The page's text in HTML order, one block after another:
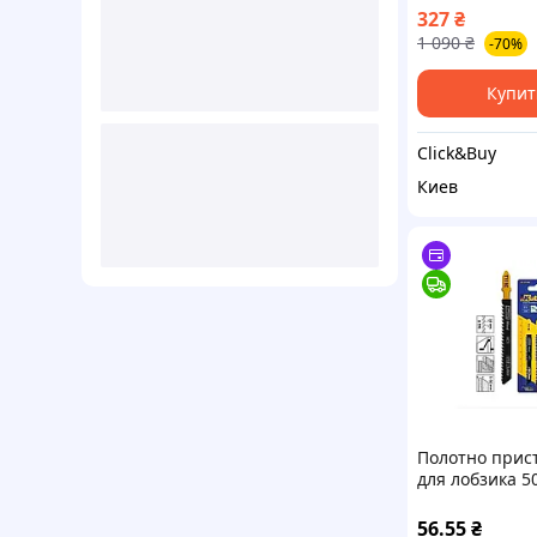
(4932345825)
327₴
1 090 ₴ -70%
Click&Buy
Киев
Полотно
для лобзика
дерево,
56.55₴